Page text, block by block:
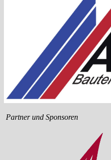
Partner und Sponsoren